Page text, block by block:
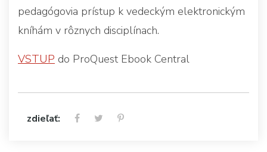
pedagógovia prístup k vedeckým elektronickým
kníhám v rôznych disciplínach.
VSTUP do ProQuest Ebook Central
zdieľať: